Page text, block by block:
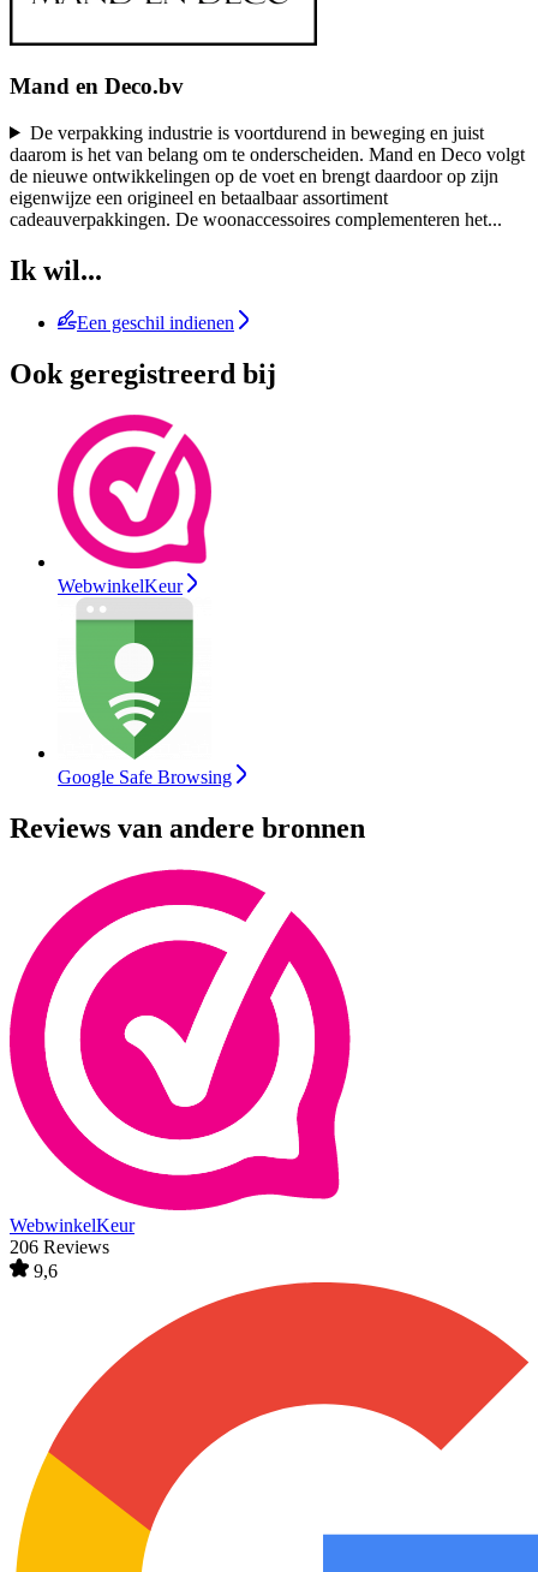
Mand en Deco.bv
De verpakking industrie is voortdurend in beweging en juist
daarom is het van belang om te onderscheiden. Mand en Deco volgt
de nieuwe ontwikkelingen op de voet en brengt daardoor op zijn
eigenwijze een origineel en betaalbaar assortiment
cadeauverpakkingen. De woonaccessoires complementeren het...
Ik wil...
Een geschil indienen
Ook geregistreerd bij
WebwinkelKeur
Google Safe Browsing
Reviews van andere bronnen
WebwinkelKeur
206 Reviews
9,6